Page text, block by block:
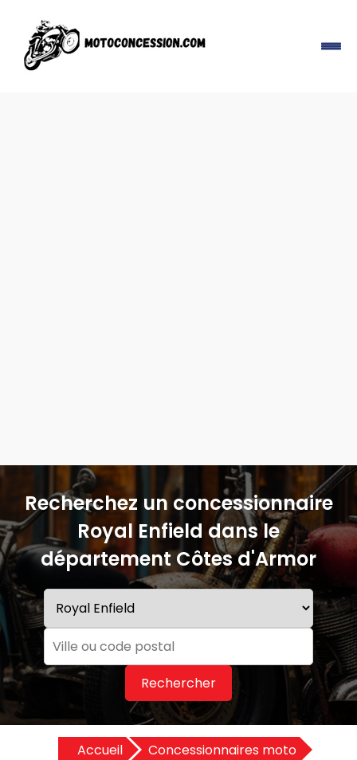
Recherchez un concessionnaire
Royal Enfield dans le
département Côtes d'Armor
Rechercher
Accueil
Concessionnaires moto